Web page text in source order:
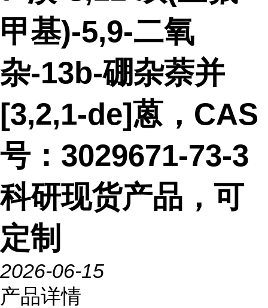
甲基)-5,9-二氧
杂-13b-硼杂萘并
[3,2,1-de]蒽，CAS
号：3029671-73-3
科研现货产品，可
定制
2026-06-15
产品详情